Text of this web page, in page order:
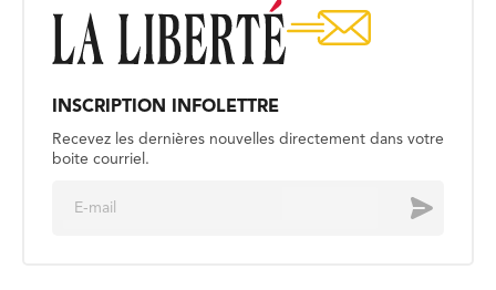
INSCRIPTION INFOLETTRE
Recevez les dernières nouvelles directement dans votre
boite courriel.
Envoyer